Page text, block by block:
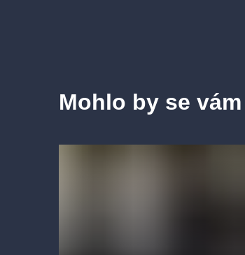
Mohlo by se